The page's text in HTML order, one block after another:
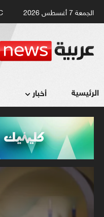
الجمعة 7 أغسطس 2026
الرئيسية أخبار